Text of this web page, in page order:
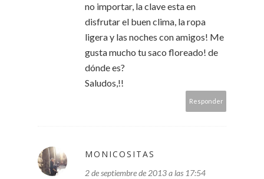
no importar, la clave esta en
disfrutar el buen clima, la ropa
ligera y las noches con amigos! Me
gusta mucho tu saco floreado! de
dónde es?
Saludos,!!
Responder
MONICOSITAS
2 de septiembre de 2013 a las 17:54